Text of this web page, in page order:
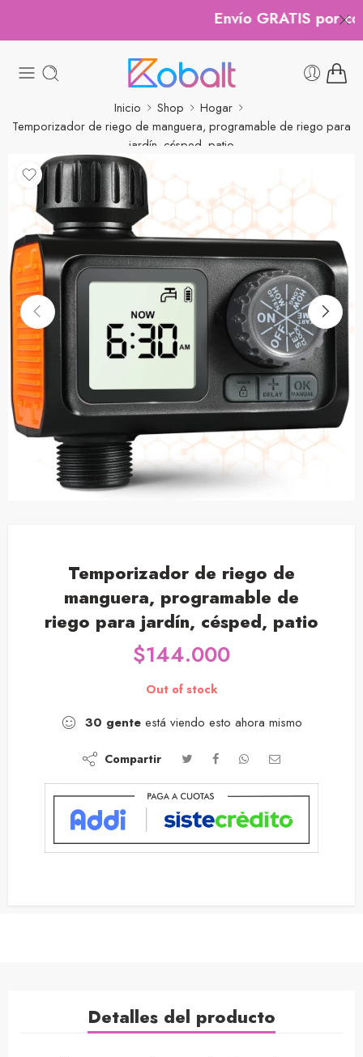
Envío GRATIS por
Inicio Shop
Hogar
Temporizador de riego de manguera, programable de riego para
jardín, césped, patio
Temporizador de riego de
manguera, programable de
riego para jardín, césped, patio
$144.000
Out of stock
30 gente está viendo esto ahora mismo
Compartir
Detalles del producto